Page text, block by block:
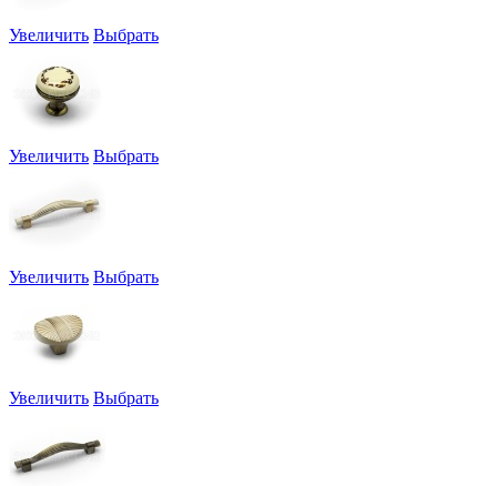
Увеличить Выбрать
Увеличить Выбрать
Увеличить Выбрать
Увеличить Выбрать